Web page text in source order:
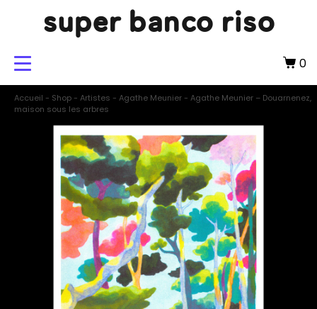
super banco riso
0
Accueil - Shop - Artistes - Agathe Meunier - Agathe Meunier – Douarnenez,
maison sous les arbres